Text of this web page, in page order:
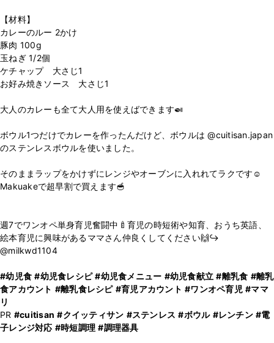
【材料】
カレーのルー 2かけ
豚肉 100g
玉ねぎ 1/2個
ケチャップ 大さじ1
お好み焼きソース 大さじ1
大人のカレーも全て大人用を使えばできます🍛
ボウル1つだけでカレーを作ったんだけど、ボウルは @cuitisan.japan
のステンレスボウルを使いました。
そのままラップをかけずにレンジやオーブンに入れれてラクです☺️
Makuakeで超早割で買えます🥣
週7でワンオペ単身育児奮闘中🍼育児の時短術や知育、おうち英語、
絵本育児に興味があるママさん仲良くしてください🙌↪︎
@milkwd1104
#幼児食 #幼児食レシピ #幼児食メニュー #幼児食献立 #離乳食 #離乳
食アカウント #離乳食レシピ #育児アカウント #ワンオペ育児 #ママ
リ
PR #cuitisan #クイッティサン #ステンレス #ボウル #レンチン #電
子レンジ対応 #時短調理 #調理器具